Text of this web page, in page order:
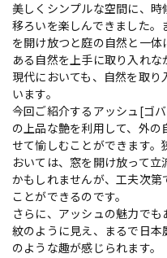
美しくシンプルな空間に、
移ろいを楽しんできました
を開け放つと庭の自然と一
ある自然を上手に取り入れ
現代においても、自然を取
います。
今回ご紹介するアッシュ[ゴ
の上品な艶を利用して、外
せて愉しむことができます
おいては、窓を開け放って
かもしれませんが、工夫次
ことができるのです。
さらに、アッシュの魅力で
紋のように見え、まるで日
のような趣が感じられます。